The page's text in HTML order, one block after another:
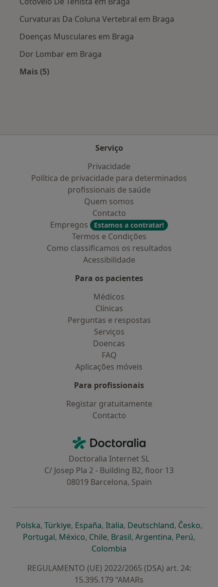
Curvaturas Da Coluna Vertebral em Braga
Doenças Musculares em Braga
Dor Lombar em Braga
Mais (5)
Serviço
Privacidade
Política de privacidade para determinados
profissionais de saúde
Quem somos
Contacto
Empregos
Estamos a contratar!
Termos e Condições
Como classificamos os resultados
Acessibilidade
Para os pacientes
Médicos
Clínicas
Perguntas e respostas
Serviços
Doencas
FAQ
Aplicações móveis
Para profissionais
Registar gratuitamente
Contacto
Doctoralia - Homepage
Doctoralia Internet SL
C/ Josep Pla 2 - Building B2, floor 13
08019 Barcelona, Spain
Polskaabre num novo separador
, Türkiyeabre num novo separador
, Españaabre num novo separador
, Italiaabre num novo
, Deutschlandabre num
, Česko,
Portugalabre num novo separador
, Méxicoabre num novo separador
, Chileabre num novo separador
, Brasilabre num novo
, Argentinaabre num
, Perúabre
,
Colombia
REGULAMENTO (UE) 2022/2065 (DSA) art. 24:
15.395.179 “AMARs